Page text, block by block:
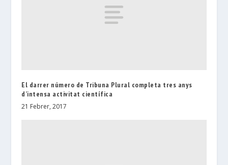
El darrer número de Tribuna Plural completa tres anys
d’intensa activitat científica
21 Febrer, 2017